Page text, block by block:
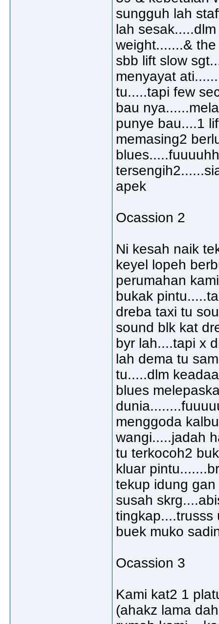
sungguh lah
lah
weight.......&
sbb lift slow
menyayat
tu.....tapi few
bau
punye bau....1
memasing2
apek
Ocassion 2
Ni kesah naik
keyel lopeh
perumahan
bukak
dreba taxi tu
sound blk kat
byr lah....tapi x
lah dema tu
tu.....dlm
blues
menggoda
wangi.....jadah
tu terkocoh2
kluar
tekup idung
susah
tingkap....trusss
buek muko
Ocassion 3
Kami kat2 1
(ahakz lama